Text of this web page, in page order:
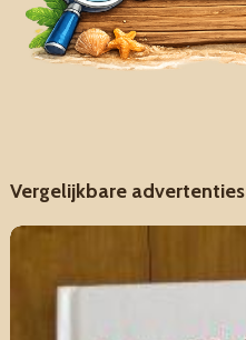
Vergelijkbare advertenties